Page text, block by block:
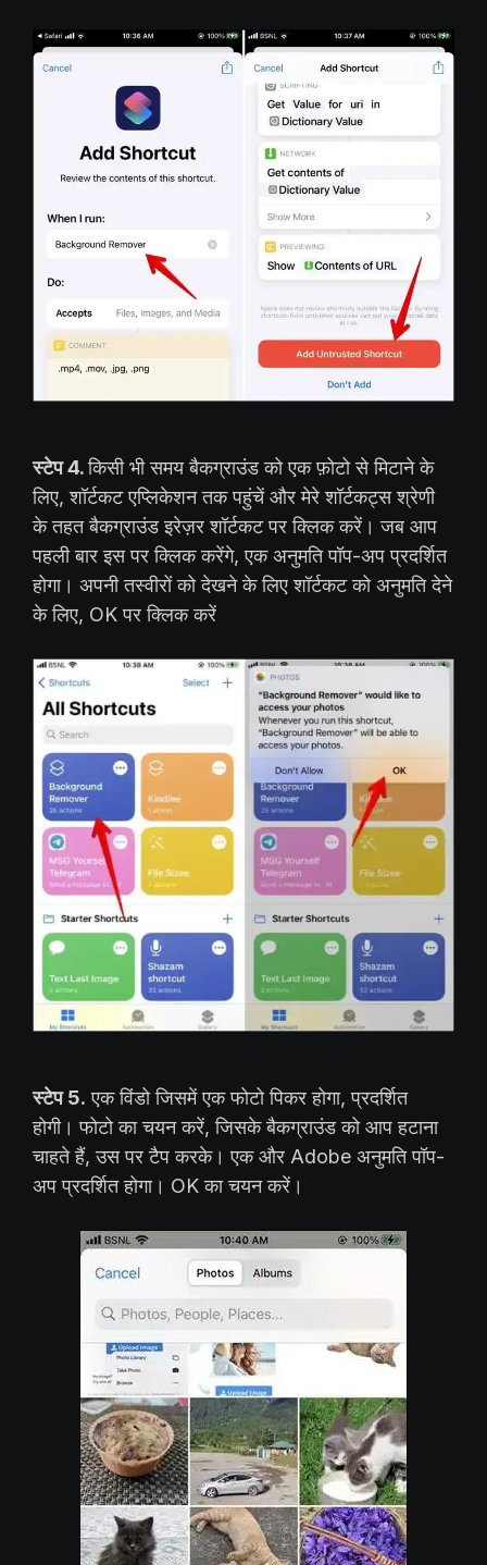
स्टेप 4.किसी भी समय बैकग्राउंड को एक फ़ोटो से मिटाने के
लिए, शॉर्टकट एप्लिकेशन तक पहुंचें और मेरे शॉर्टकट्स श्रेणी
के तहत बैकग्राउंड इरेज़र शॉर्टकट पर क्लिक करें। जब आप
पहली बार इस पर क्लिक करेंगे, एक अनुमति पॉप-अप प्रदर्शित
होगा। अपनी तस्वीरों को देखने के लिए शॉर्टकट को अनुमति देने
के लिए, OK पर क्लिक करें
स्टेप 5. एक विंडो जिसमें एक फोटो पिकर होगा, प्रदर्शित
होगी। फोटो का चयन करें, जिसके बैकग्राउंड को आप हटाना
चाहते हैं, उस पर टैप करके। एक और Adobe अनुमति पॉप-
अप प्रदर्शित होगा। OK का चयन करें।